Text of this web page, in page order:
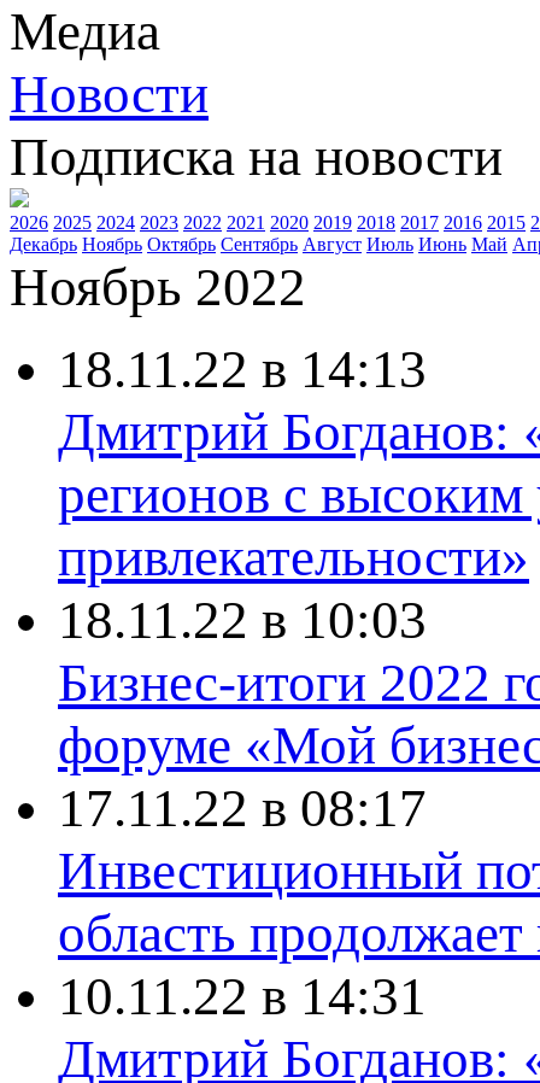
Медиа
Новости
Подписка на новости
2026 2025 2024 2023 2022 2021 2020 2019 2018 2017 2016 2015
Декабрь Ноябрь Октябрь Сентябрь Август Июль Июнь Май
Ноябрь 2022
18.11.22 в 14:13
Дмитрий Богданов:
регионов с
привлекательности»
18.11.22 в 10:03
Бизнес-итоги 2022
форуме «Мой
17.11.22 в 08:17
Инвестиционный
область
10.11.22 в 14:31
Дмитрий Богданов: